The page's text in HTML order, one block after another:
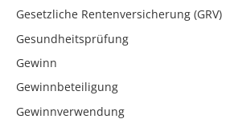
Gesetzliche Rentenversicherung (GRV)
Gesundheitsprüfung
Gewinn
Gewinnbeteiligung
Gewinnverwendung